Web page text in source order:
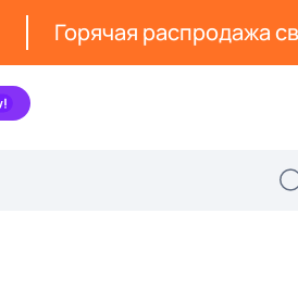
Горячая распродажа